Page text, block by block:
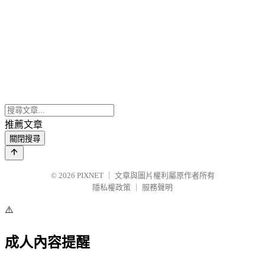
推薦文章
關閉搜尋
© 2026 PIXNET
文章與圖片權利屬原作者所有
隱私權政策
服務聲明
⚠️
成人內容提醒